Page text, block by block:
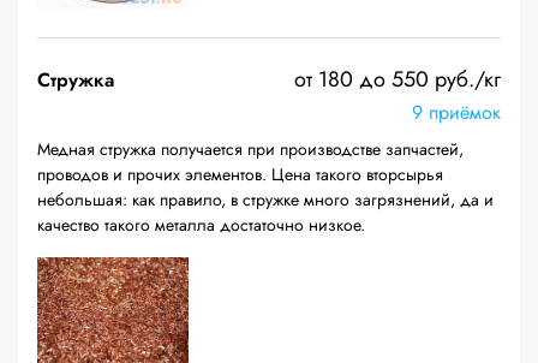
Стружка от 180 до 550 руб./кг
9 приёмок
Медная стружка получается при производстве запчастей,
проводов и прочих элементов. Цена такого вторсырья
небольшая: как правило, в стружке много загрязнений, да и
качество такого металла достаточно низкое.